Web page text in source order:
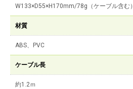
W133×D55×H170mm/78g（ケーブル含む）
材質
ABS、PVC
ケーブル長
約1.2ｍ